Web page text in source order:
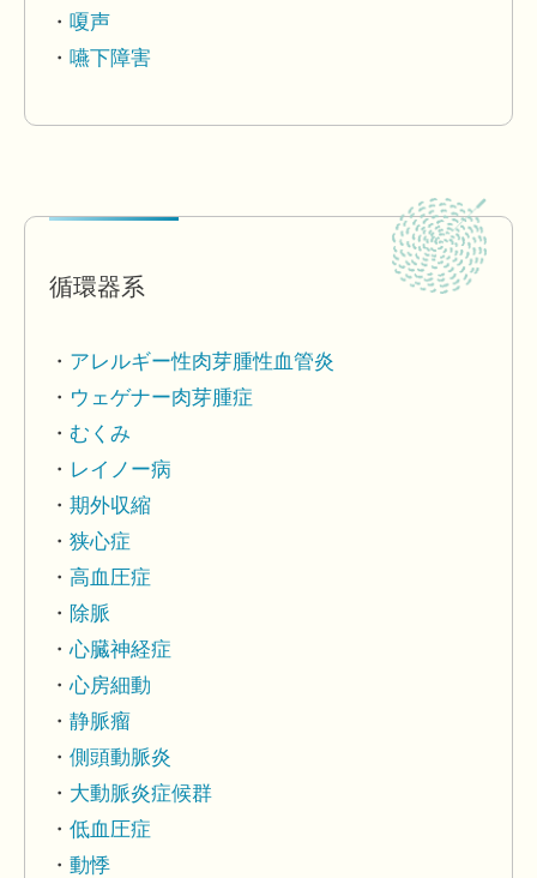
嗄声
嚥下障害
循環器系
アレルギー性肉芽腫性血管炎
ウェゲナー肉芽腫症
むくみ
レイノー病
期外収縮
狭心症
高血圧症
除脈
心臓神経症
心房細動
静脈瘤
側頭動脈炎
大動脈炎症候群
低血圧症
動悸